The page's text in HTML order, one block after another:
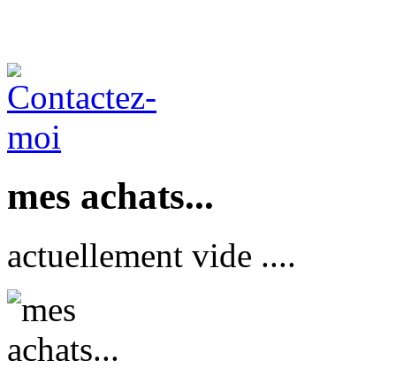
mes achats...
actuellement vide ....